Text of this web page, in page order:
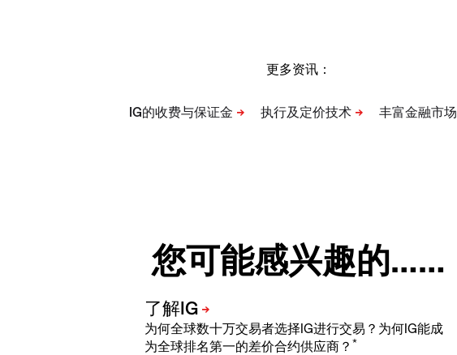
更多资讯：
您可能感兴趣的……
为何全球数十万交易者选择IG进行交易？为何IG能成
为全球排名第一的差价合约供应商？ *